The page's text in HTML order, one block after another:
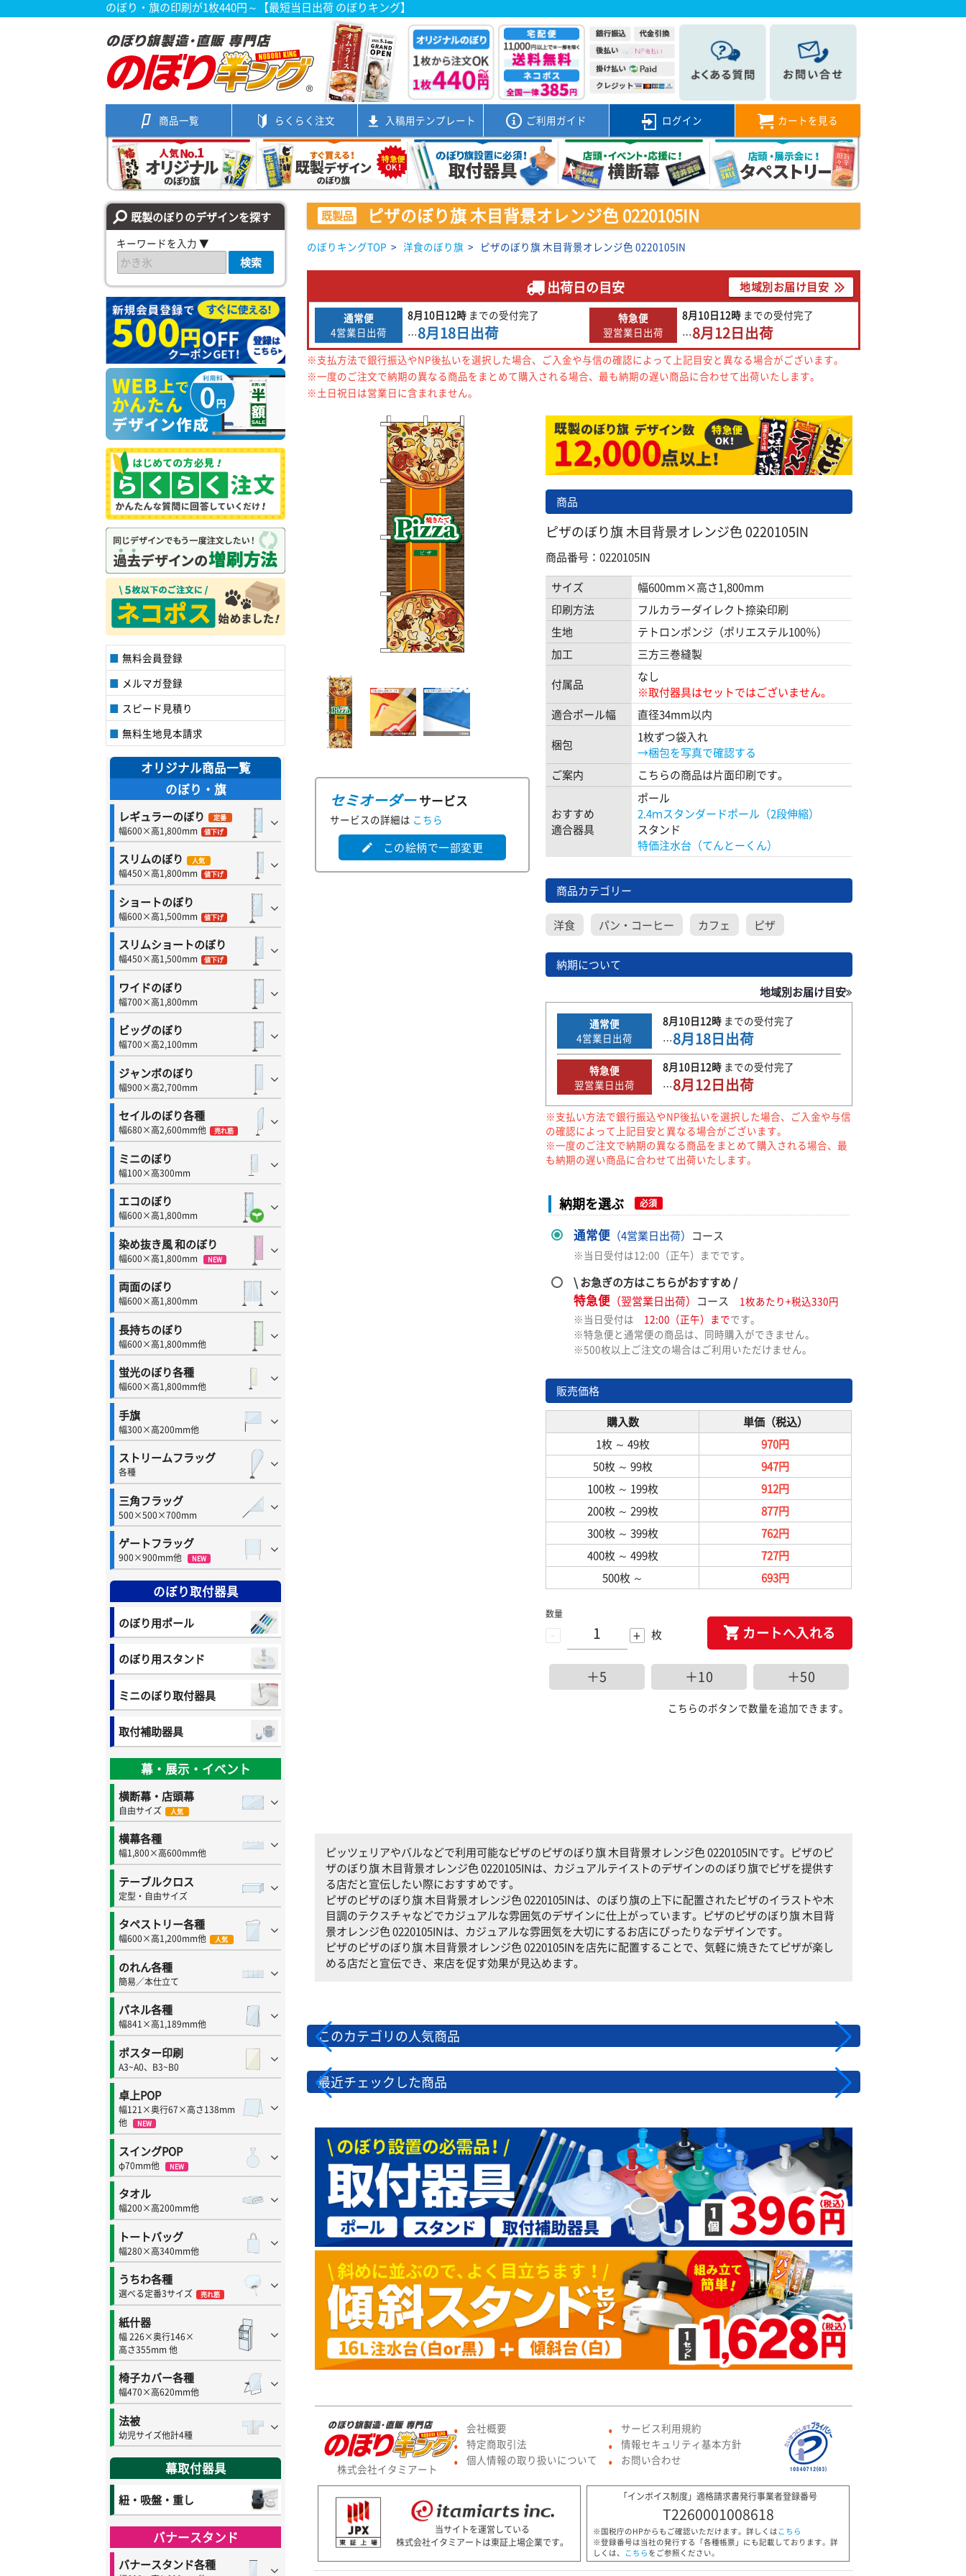
のぼり・旗の印刷が1枚440円～【最短当日出荷 のぼりキング】
商品一覧 らくらく注文 入稿用テンプレート ご利用ガイド ログイン カートを見る
既製のぼりのデザインを探す
キーワードを入力 ▼
検索
無料会員登録
メルマガ登録
スピード見積り
無料生地見本請求
オリジナル商品一覧
のぼり・旗
レギュラーのぼり 定番
幅600×高1,800mm 値下げ
スリムのぼり 人気
幅450×高1,800mm 値下げ
ショートのぼり
幅600×高1,500mm 値下げ
スリムショートのぼり
幅450×高1,500mm 値下げ
ワイドのぼり
幅700×高1,800mm
ビッグのぼり
幅700×高2,100mm
ジャンボのぼり
幅900×高2,700mm
セイルのぼり各種
幅680×高2,600mm他 売れ筋
ミニのぼり
幅100×高300mm
エコのぼり
幅600×高1,800mm
染め抜き風 和のぼり
幅600×高1,800mm NEW
両面のぼり
幅600×高1,800mm
長持ちのぼり
幅600×高1,800mm他
蛍光のぼり各種
幅600×高1,800mm他
手旗
幅300×高200mm他
ストリームフラッグ
各種
三角フラッグ
500×500×700mm
ゲートフラッグ
900×900mm他 NEW
のぼり取付器具
のぼり用ポール
のぼり用スタンド
ミニのぼり取付器具
取付補助器具
幕・展示・イベント
横断幕・店頭幕
自由サイズ 人気
横幕各種
幅1,800×高600mm他
テーブルクロス
定型・自由サイズ
タペストリー各種
幅600×高1,200mm他 人気
のれん各種
簡易／本仕立て
パネル各種
幅841×高1,189mm他
ポスター印刷
A3~A0、B3~B0
卓上POP
幅121×奥行67×高さ138mm
他
NEW
スイングPOP
φ70mm他 NEW
タオル
幅200×高200mm他
トートバッグ
幅280×高340mm他
うちわ各種
選べる定番3サイズ 売れ筋
紙什器
幅 226×奥行146×
高さ355mm 他
椅子カバー各種
幅470×高620mm他
法被
幼児サイズ他計4種
幕取付器具
紐・吸盤・重し
バナースタンド
バナースタンド各種
既製品 ピザのぼり旗 木目背景オレンジ色 0220105IN
のぼりキングTOP > 洋食のぼり旗 > ピザのぼり旗 木目背景オレンジ色 0220105IN
出荷日の目安 地域別お届け目安
通常便
4営業日出荷
8月10日12時 までの受付完了
…8月18日出荷
特急便
翌営業日出荷
8月10日12時 までの受付完了
…8月12日出荷
※支払方法で銀行振込やNP後払いを選択した場合、ご入金や与信の確認によって上記目安と異なる場合がございます。
※一度のご注文で納期の異なる商品をまとめて購入される場合、最も納期の遅い商品に合わせて出荷いたします。
※土日祝日は営業日に含まれません。
セミオーダーサービス
サービスの詳細は こちら
edit この絵柄で一部変更
商品
ピザのぼり旗 木目背景オレンジ色 0220105IN
商品番号：0220105IN
サイズ
幅600mm×高さ1,800mm
印刷方法
フルカラーダイレクト捺染印刷
生地
テトロンポンジ（ポリエステル100％）
加工
三方三巻縫製
付属品
なし
※取付器具はセットではございません。
適合ポール幅
直径34mm以内
梱包
1枚ずつ袋入れ
→梱包を写真で確認する
ご案内
こちらの商品は片面印刷です。
おすすめ
適合器具
ポール
2.4ｍスタンダードポール（2段伸縮）
スタンド
特価注水台（てんとーくん）
商品カテゴリー
洋食 パン・コーヒー カフェ ピザ
納期について
地域別お届け目安
通常便
4営業日出荷
8月10日12時までの受付完了
…8月18日出荷
特急便
翌営業日出荷
8月10日12時までの受付完了
…8月12日出荷
※支払い方法で銀行振込やNP後払いを選択した場合、ご入金や与信
の確認によって上記目安と異なる場合がございます。
※一度のご注文で納期の異なる商品をまとめて購入される場合、最
も納期の遅い商品に合わせて出荷いたします。
納期を選ぶ 必須
通常便（4営業日出荷） コース
※当日受付は12:00（正午）までです。
\ お急ぎの方はこちらがおすすめ /
特急便（翌営業日出荷） コース
1枚あたり+税込330円
※当日受付は 12:00（正午）までです。
※特急便と通常便の商品は、同時購入ができません。
※500枚以上ご注文の場合はご利用いただけません。
販売価格
購入数
単価（税込）
1枚 ～ 49枚
970円
50枚 ～ 99枚
947円
100枚 ～ 199枚
912円
200枚 ～ 299枚
877円
300枚 ～ 399枚
762円
400枚 ～ 499枚
727円
500枚 ～ 693円
-
数量
+ 枚 カートへ入れる
＋5 ＋10 ＋50
こちらのボタンで数量を追加できます。
ピッツェリアやバルなどで利用可能なピザのピザのぼり旗 木目背景オレンジ色 0220105INです。ピザのピ
ザのぼり旗 木目背景オレンジ色 0220105INは、カジュアルテイストのデザインののぼり旗でピザを提供す
る店だと宣伝したい際におすすめです。
ピザのピザのぼり旗 木目背景オレンジ色 0220105INは、のぼり旗の上下に配置されたピザのイラストや木
目調のテクスチャなどでカジュアルな雰囲気のデザインに仕上がっています。ピザのピザのぼり旗 木目背
景オレンジ色 0220105INは、カジュアルな雰囲気を大切にするお店にぴったりなデザインです。
ピザのピザのぼり旗 木目背景オレンジ色 0220105INを店先に配置することで、気軽に焼きたてピザが楽し
める店だと宣伝でき、来店を促す効果が見込めます。
このカテゴリの人気商品
最近チェックした商品
株式会社イタミアート
● 会社概要
● 特定商取引法
● 個人情報の取り扱いについて
● サービス利用規約
● 情報セキュリティ基本方針
● お問い合わせ
当サイトを運営している
株式会社イタミアートは東証上場企業です。
「インボイス制度」適格請求書発行事業者登録番号
T2260001008618
※国税庁のHPからもご確認いただけます。詳しくは こちら
※登録番号は当社の発行する「各種帳票」にも記載しております。詳
しくは、
こちら をご参照ください。